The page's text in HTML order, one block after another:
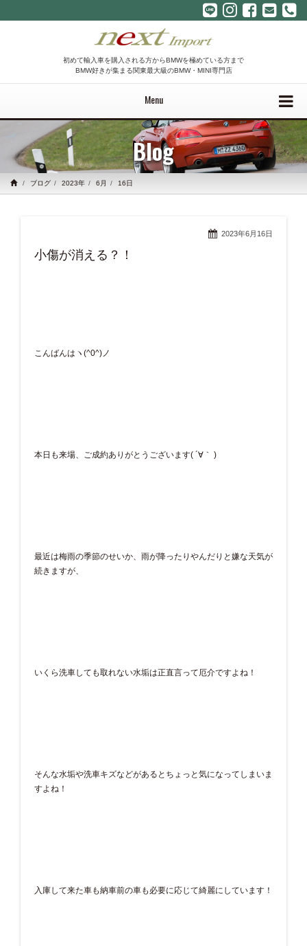
初めて輸入車を購入される方からBMWを極めている方まで
BMW好きが集まる関東最大級のBMW・MINI専門店
Menu
Blog
ブログ 2023年 6月 16日
2023年6月16日
小傷が消える？！
こんばんはヽ(^0^)ノ
本日も来場、ご成約ありがとうございます( ´∀｀ )
最近は梅雨の季節のせいか、雨が降ったりやんだりと嫌な天気が
続きますが、
いくら洗車しても取れない水垢は正直言って厄介ですよね！
そんな水垢や洗車キズなどがあるとちょっと気になってしまいま
すよね！
入庫して来た車も納車前の車も必要に応じて綺麗にしています！